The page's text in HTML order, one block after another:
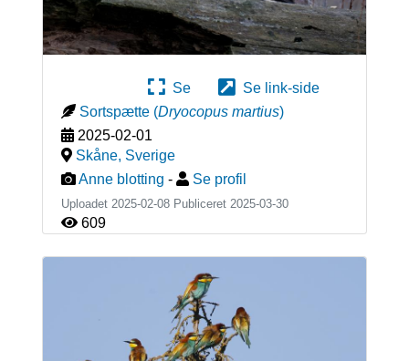
Se
Se link-side
Sortspætte (Dryocopus martius)
2025-02-01
Skåne, Sverige
Anne blotting - Se profil
Uploadet 2025-02-08 Publiceret 2025-03-30
609